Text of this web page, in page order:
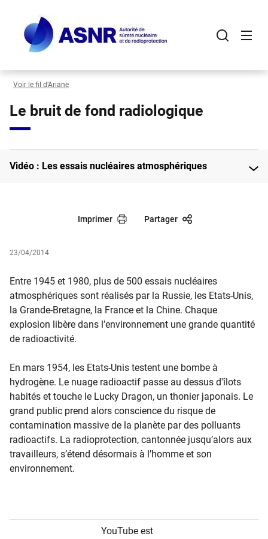
contenu
principal
Voir le fil d’Ariane
Le bruit de fond radiologique
Vidéo : Les essais nucléaires atmosphériques
Imprimer Partager
23/04/2014
Entre 1945 et 1980, plus de 500 essais nucléaires
atmosphériques sont réalisés par la Russie, les Etats-Unis,
la Grande-Bretagne, la France et la Chine. Chaque
explosion libère dans l’environnement une grande quantité
de radioactivité.
En mars 1954, les Etats-Unis testent une bombe à
hydrogène. Le nuage radioactif passe au dessus d'îlots
habités et touche le Lucky Dragon, un thonier japonais. Le
grand public prend alors conscience du risque de
contamination massive de la planète par des polluants
radioactifs. La radioprotection, cantonnée jusqu’alors aux
travailleurs, s’étend désormais à l’homme et son
environnement.
YouTube est